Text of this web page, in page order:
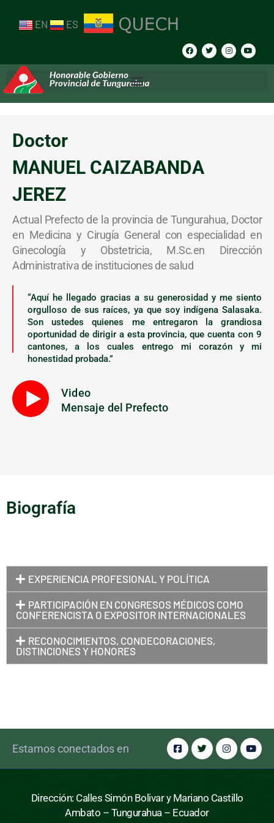
EN ES
Doctor
MANUEL CAIZABANDA
JEREZ
Actual Prefecto de la provincia de Tungurahua, Doctor
en Medicina y Cirugía General con especialidad en
Ginecología y Obstetricia, M.Sc.en Dirección
Administrativa de instituciones de salud
“Aquí he llegado gracias a su generosidad y me siento
orgulloso de sus raíces, ya que soy indígena Salasaka.
Son ustedes quienes me entregaron la grandiosa
oportunidad de dirigir a esta provincia, que cuenta con 9
cantones, a los cuales entrego mi corazón y mi
honestidad probada.”
Video
Mensaje del Prefecto
Biografía
EXPERIENCIA PROFESIONAL Y POLÍTICA
PARTICIPACIÓN EN CONGRESOS MÉDICOS COMO
CONFERENCISTA O EXPOSITOR INTERNACIONALES
RECONOCIMIENTOS, CONDECORACIONES,
DISTINCIONES Y HONORES
Estamos conectados en
Dirección: Calles Simón Bolivar y Mariano Castillo
Ambato – Tungurahua – Ecuador